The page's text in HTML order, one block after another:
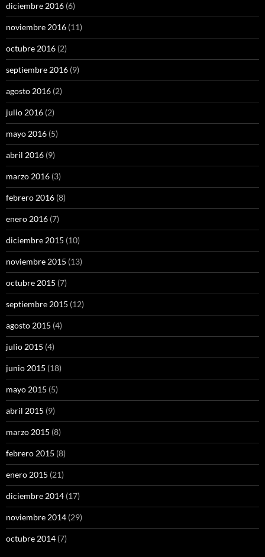
diciembre 2016 (6)
noviembre 2016 (11)
octubre 2016 (2)
septiembre 2016 (9)
agosto 2016 (2)
julio 2016 (2)
mayo 2016 (5)
abril 2016 (9)
marzo 2016 (3)
febrero 2016 (8)
enero 2016 (7)
diciembre 2015 (10)
noviembre 2015 (13)
octubre 2015 (7)
septiembre 2015 (12)
agosto 2015 (4)
julio 2015 (4)
junio 2015 (18)
mayo 2015 (5)
abril 2015 (9)
marzo 2015 (8)
febrero 2015 (8)
enero 2015 (21)
diciembre 2014 (17)
noviembre 2014 (29)
octubre 2014 (7)